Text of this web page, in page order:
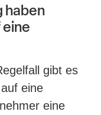
haben
gibt es
eine
eine